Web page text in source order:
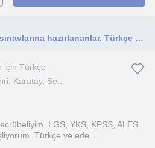
LGS, YKS, KPSS ve ALES sınavlarına hazırlananlar, Türkçe öğrenmek isteyen yabancılar.
için Türkçe
Karatay, Se...
LGS, YKS, KPSS, ALES
Türkçe ve ede...